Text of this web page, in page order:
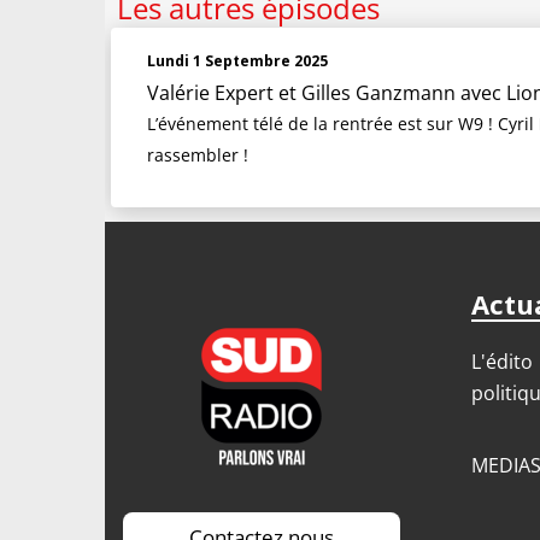
Lundi 1 Septembre 2025
Valérie Expert et Gilles Ganzmann avec
L’événement télé de la rentrée est sur W9 !
rassembler !
L'édito
MEDIAS